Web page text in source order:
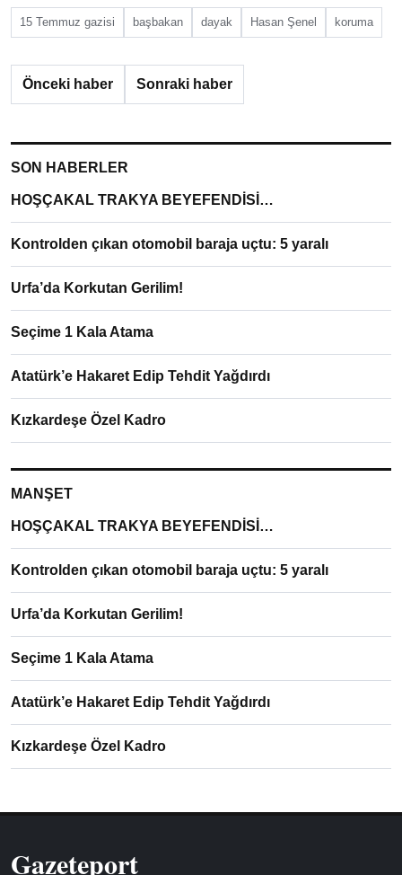
15 Temmuz gazisi başbakan dayak Hasan Şenel koruma
Önceki haber Sonraki haber
SON HABERLER
HOŞÇAKAL TRAKYA BEYEFENDİSİ…
Kontrolden çıkan otomobil baraja uçtu: 5 yaralı
Urfa’da Korkutan Gerilim!
Seçime 1 Kala Atama
Atatürk’e Hakaret Edip Tehdit Yağdırdı
Kızkardeşe Özel Kadro
MANŞET
HOŞÇAKAL TRAKYA BEYEFENDİSİ…
Kontrolden çıkan otomobil baraja uçtu: 5 yaralı
Urfa’da Korkutan Gerilim!
Seçime 1 Kala Atama
Atatürk’e Hakaret Edip Tehdit Yağdırdı
Kızkardeşe Özel Kadro
Gazeteport